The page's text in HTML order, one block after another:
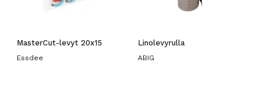
MasterCut-levyt 20x15
Essdee
Linolevyrulla
ABIG